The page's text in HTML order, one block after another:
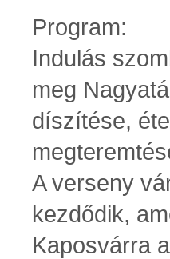
Program:
Indulás
meg
díszítése,
A verseny
kezdődik,
Kaposvárra